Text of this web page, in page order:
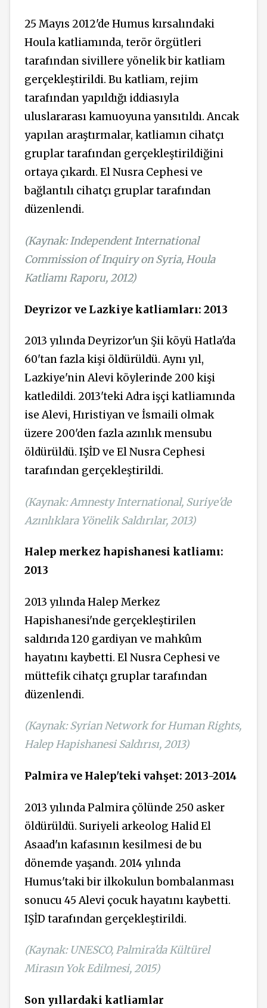
25 Mayıs 2012'de Humus kırsalındaki
Houla katliamında, terör örgütleri
tarafından sivillere yönelik bir katliam
gerçekleştirildi. Bu katliam, rejim
tarafından yapıldığı iddiasıyla
uluslararası kamuoyuna yansıtıldı. Ancak
yapılan araştırmalar, katliamın cihatçı
gruplar tarafından gerçekleştirildiğini
ortaya çıkardı. El Nusra Cephesi ve
bağlantılı cihatçı gruplar tarafından
düzenlendi.
(Kaynak: Independent International
Commission of Inquiry on Syria, Houla
Katliamı Raporu, 2012)
Deyrizor ve Lazkiye katliamları: 2013
2013 yılında Deyrizor'un Şii köyü Hatla'da
60'tan fazla kişi öldürüldü. Aynı yıl,
Lazkiye'nin Alevi köylerinde 200 kişi
katledildi. 2013'teki Adra işçi katliamında
ise Alevi, Hıristiyan ve İsmaili olmak
üzere 200'den fazla azınlık mensubu
öldürüldü. IŞİD ve El Nusra Cephesi
tarafından gerçekleştirildi.
(Kaynak: Amnesty International, Suriye'de
Azınlıklara Yönelik Saldırılar, 2013)
Halep merkez hapishanesi katliamı:
2013
2013 yılında Halep Merkez
Hapishanesi'nde gerçekleştirilen
saldırıda 120 gardiyan ve mahkûm
hayatını kaybetti. El Nusra Cephesi ve
müttefik cihatçı gruplar tarafından
düzenlendi.
(Kaynak: Syrian Network for Human Rights,
Halep Hapishanesi Saldırısı, 2013)
Palmira ve Halep'teki vahşet: 2013-2014
2013 yılında Palmira çölünde 250 asker
öldürüldü. Suriyeli arkeolog Halid El
Asaad'ın kafasının kesilmesi de bu
dönemde yaşandı. 2014 yılında
Humus'taki bir ilkokulun bombalanması
sonucu 45 Alevi çocuk hayatını kaybetti.
IŞİD tarafından gerçekleştirildi.
(Kaynak: UNESCO, Palmira'da Kültürel
Mirasın Yok Edilmesi, 2015)
Son yıllardaki katliamlar